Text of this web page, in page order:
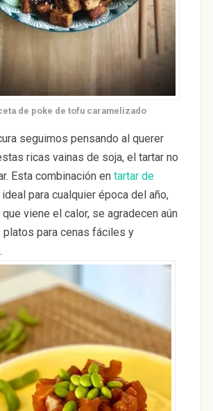
de poke de tofu caramelizado
seguimos pensando al querer
ricas vainas de soja, el tartar no
Esta combinación en tartar de
para cualquier época del año,
viene el calor, se agradecen aún
para cenas fáciles y